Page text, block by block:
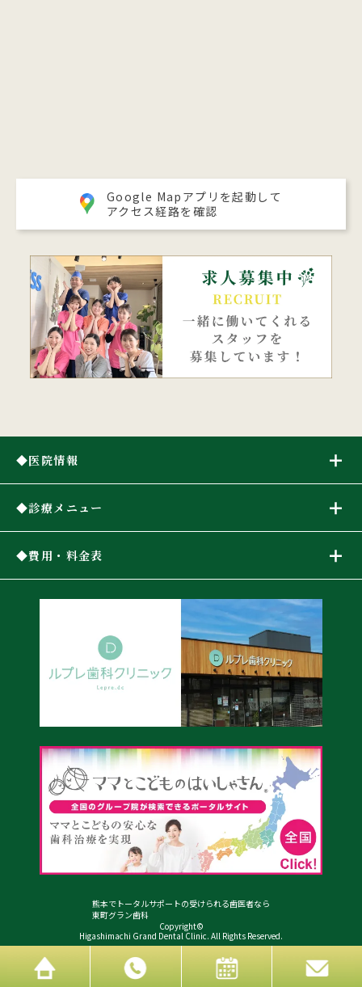
Google Mapアプリを起動して
アクセス経路を確認
医院情報
診療メニュー
費用・料金表
熊本でトータルサポートの受けられる歯医者なら
東町グラン歯科
Copyright©
Higashimachi Grand Dental Clinic. All Rights Reserved.